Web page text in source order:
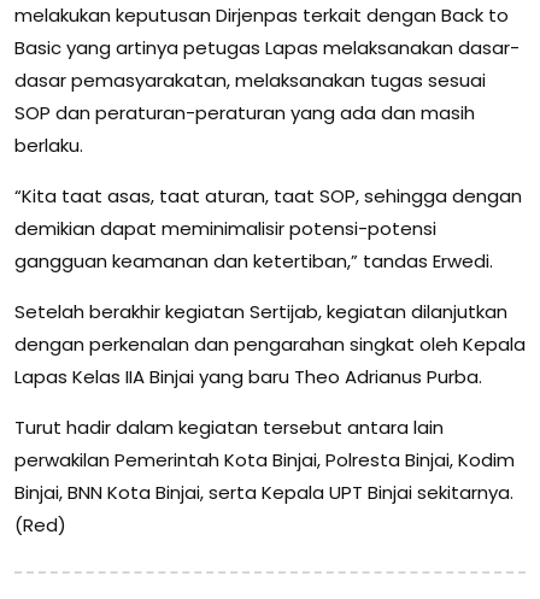
melakukan keputusan Dirjenpas terkait dengan Back to
Basic yang artinya petugas Lapas melaksanakan dasar-
dasar pemasyarakatan, melaksanakan tugas sesuai
SOP dan peraturan-peraturan yang ada dan masih
berlaku.
“Kita taat asas, taat aturan, taat SOP, sehingga dengan
demikian dapat meminimalisir potensi-potensi
gangguan keamanan dan ketertiban,” tandas Erwedi.
Setelah berakhir kegiatan Sertijab, kegiatan dilanjutkan
dengan perkenalan dan pengarahan singkat oleh Kepala
Lapas Kelas IIA Binjai yang baru Theo Adrianus Purba.
Turut hadir dalam kegiatan tersebut antara lain
perwakilan Pemerintah Kota Binjai, Polresta Binjai, Kodim
Binjai, BNN Kota Binjai, serta Kepala UPT Binjai sekitarnya.
(Red)